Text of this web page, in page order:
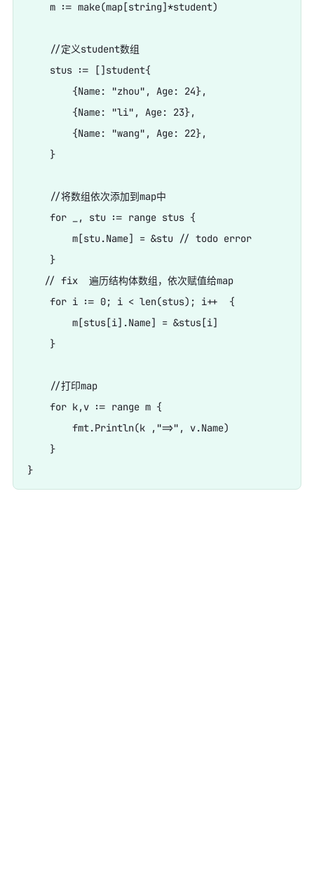
    m := make(map[string]*student)
    //定义student数组
    stus := []student{
        {Name: "zhou", Age: 24},
        {Name: "li", Age: 23},
        {Name: "wang", Age: 22},
    }
    //将数组依次添加到map中
    for _, stu := range stus {
        m[stu.Name] = &stu // todo error
    }
   // fix  遍历结构体数组，依次赋值给map
    for i := 0; i < len(stus); i++  {
        m[stus[i].Name] = &stus[i]
    }
    //打印map
    for k,v := range m {
        fmt.Println(k ,"=>", v.Name)
    }